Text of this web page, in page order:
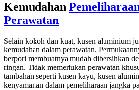
Kemudahan
Perawatan
Selain kokoh dan kuat, kusen aluminium
kemudahan dalam perawatan.
berpori membuatnya mudah dibersihkan
ringan. Tidak memerlukan perawatan
tambahan seperti kusen kayu, kusen
kenyamanan dalam pemeliharaan jangka